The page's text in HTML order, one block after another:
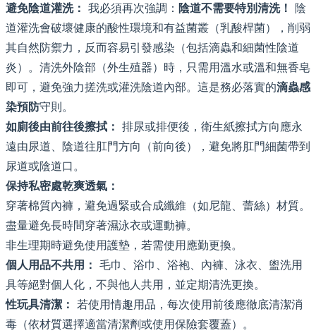
避免陰道灌洗： 我必須再次強調： 陰道不需要特別清洗！ 陰
道灌洗會破壞健康的酸性環境和有益菌叢（乳酸桿菌），削弱
其自然防禦力，反而容易引發感染（包括滴蟲和細菌性陰道
炎）。清洗外陰部（外生殖器）時，只需用溫水或溫和無香皂
即可，避免強力搓洗或灌洗陰道內部。這是務必落實的滴蟲感
染預防守則。
如廁後由前往後擦拭： 排尿或排便後，衛生紙擦拭方向應永
遠由尿道、陰道往肛門方向（前向後），避免將肛門細菌帶到
尿道或陰道口。
保持私密處乾爽透氣：
穿著棉質內褲，避免過緊或合成纖維（如尼龍、蕾絲）材質。
盡量避免長時間穿著濕泳衣或運動褲。
非生理期時避免使用護墊，若需使用應勤更換。
個人用品不共用： 毛巾、浴巾、浴袍、內褲、泳衣、盥洗用
具等絕對個人化，不與他人共用，並定期清洗更換。
性玩具清潔： 若使用情趣用品，每次使用前後應徹底清潔消
毒（依材質選擇適當清潔劑或使用保險套覆蓋）。